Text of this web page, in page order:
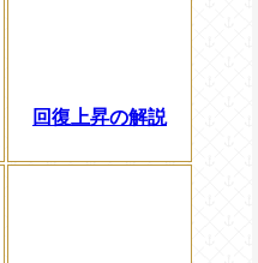
回復上昇の解説